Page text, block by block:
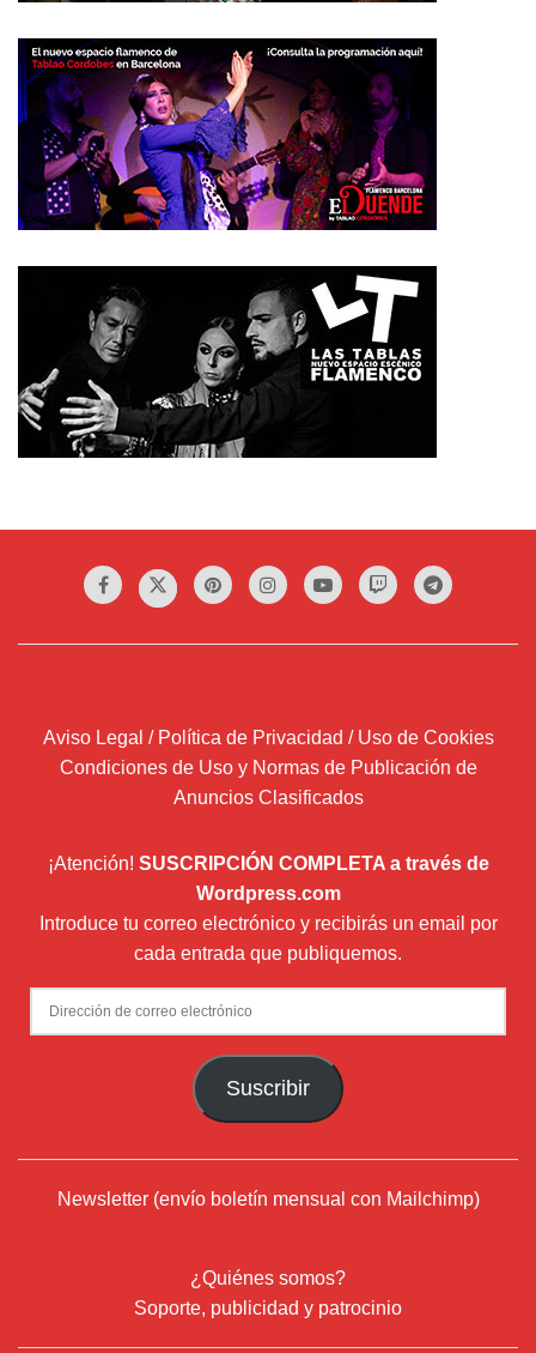
Aviso Legal / Política de Privacidad / Uso de Cookies
Condiciones de Uso y Normas de Publicación de
Anuncios Clasificados
¡Atención! SUSCRIPCIÓN COMPLETA a través de
Wordpress.com
Introduce tu correo electrónico y recibirás un email por
cada entrada que publiquemos.
Dirección
de
Suscribir
Newsletter (envío boletín mensual con Mailchimp)
¿Quiénes somos?
Soporte, publicidad y patrocinio